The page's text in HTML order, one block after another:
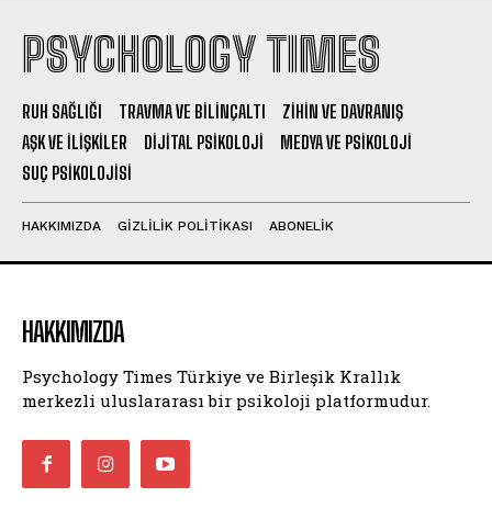
PSYCHOLOGY TIMES
RUH SAĞLIĞI TRAVMA VE BILINÇALTI
ZIHIN VE DAVRANIŞ
AŞK VE İLIŞKILER
DIJITAL PSIKOLOJI
MEDYA VE PSIKOLOJI
SUÇ PSIKOLOJISI
HAKKIMIZDA GIZLILIK POLITIKASI ABONELIK
HAKKIMIZDA
Psychology Times Türkiye ve Birleşik Krallık
merkezli uluslararası bir psikoloji platformudur.